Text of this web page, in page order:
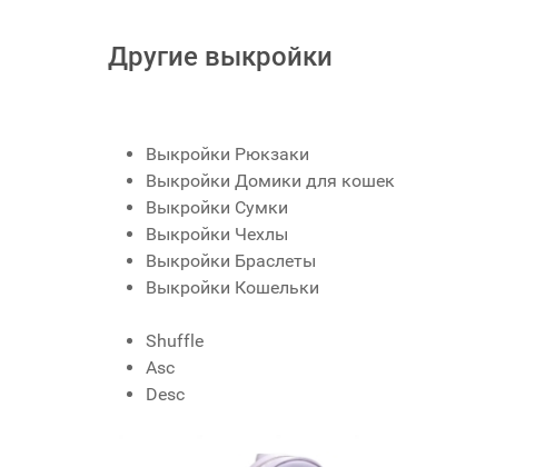
Другие выкройки
Выкройки Рюкзаки
Выкройки Домики для кошек
Выкройки Сумки
Выкройки Чехлы
Выкройки Браслеты
Выкройки Кошельки
Shuffle
Asc
Desc